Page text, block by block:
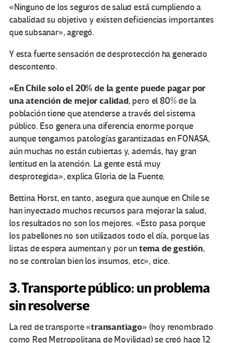
«Ninguno de los seguros de salud está cumpliendo a
cabalidad su objetivo y existen deficiencias importantes
que subsanar», agregó.
Y esta fuerte sensación de desprotección ha generado
descontento.
«En Chile solo el 20% de la gente puede pagar por
una atención de mejor calidad, pero el 80% de la
población tiene que atenderse a través del sistema
público. Eso genera una diferencia enorme porque
aunque tengamos patologías garantizadas en FONASA,
aún muchas no están cubiertas y, además, hay gran
lentitud en la atención. La gente está muy
desprotegida», explica Gloria de la Fuente.
Bettina Horst, en tanto, asegura que aunque en Chile se
han inyectado muchos recursos para mejorar la salud,
los resultados no son los mejores. «Esto pasa porque
los pabellones no son utilizados todo el día, porque las
listas de espera aumentan y por untema de gestión,
no se controlan bien los insumos, etc», dice.
3. Transporte público: un problema
sin resolverse
La red de transporte «transantiago» (hoy renombrado
como Red Metropolitana de Movilidad) se creó hace 12